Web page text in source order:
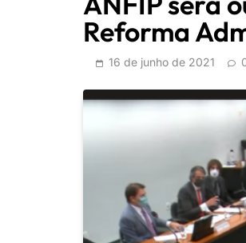
Reforma
16 de junho de 2021